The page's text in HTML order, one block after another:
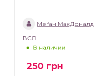
Меґан МакДоналд
ВСЛ
В наличии
250 грн